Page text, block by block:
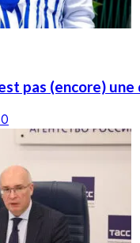
pas (encore)
0